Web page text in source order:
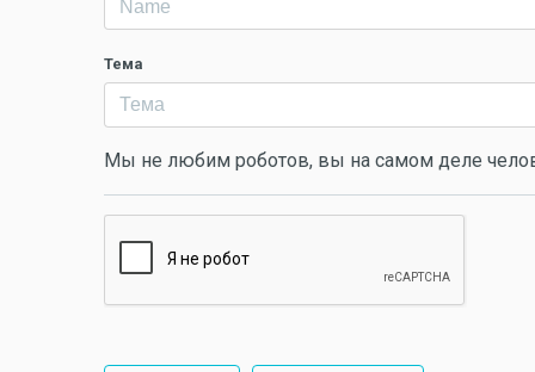
Тема
Мы не любим роботов, вы на самом деле